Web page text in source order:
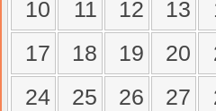
10
11 12 13
17
18 19 20
24
25 26 27